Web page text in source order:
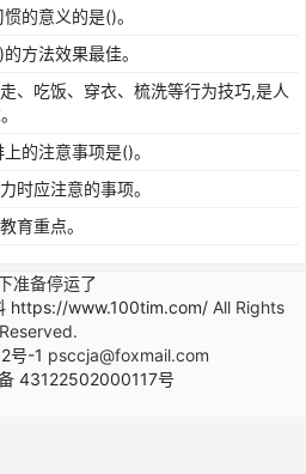
的意义的是()。
方法效果最佳。
、吃饭、穿衣、梳洗等行为技巧,是人
的注意事项是()。
时应注意的事项。
育重点。
准备停运了
https://www.100tim.com/ All Rights
Reserved.
号-1 psccja@foxmail.com
43122502000117号